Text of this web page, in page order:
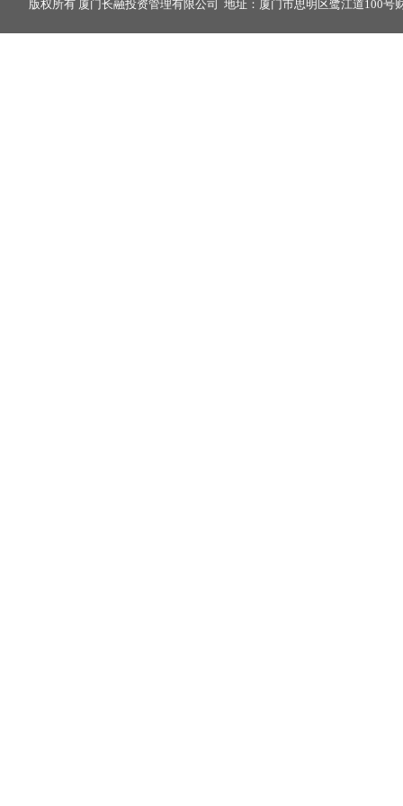
版权所有 厦门长融投资管理有限公司 地址：厦门市思明区鹭江道100